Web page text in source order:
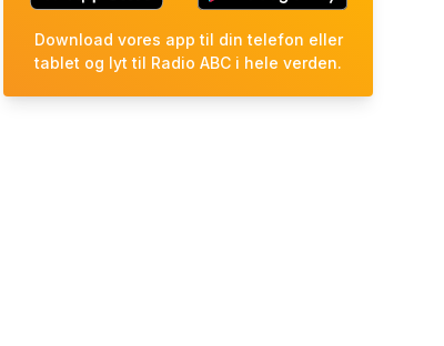
Download vores app til din telefon eller
tablet og lyt til Radio ABC i hele verden.